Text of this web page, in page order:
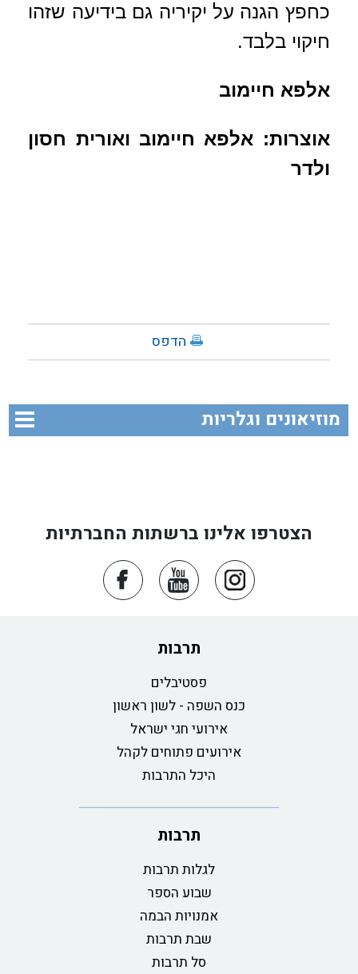
כחפץ הגנה על יקיריה גם בידיעה שזהו
חיקוי בלבד.
אלפא חיימוב
אוצרות: אלפא חיימוב ואורית חסון
ולדר
הדפס
מוזיאונים וגלריות
הצטרפו אלינו ברשתות החברתיות
תרבות
פסטיבלים
כנס השפה - לשון ראשון
אירועי חגי ישראל
אירועים פתוחים לקהל
היכל התרבות
תרבות
לגלות תרבות
שבוע הספר
אמנויות הבמה
שבת תרבות
סל תרבות